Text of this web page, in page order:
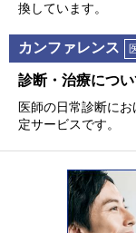
換しています。
カンファレンス
診断・治療につ
医師の⽇常診断に
定サービスです。